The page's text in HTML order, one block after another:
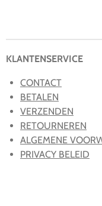
KLANTENSERVICE
CONTACT
BETALEN
VERZENDEN
RETOURNEREN
ALGEMENE
PRIVACY BELEID